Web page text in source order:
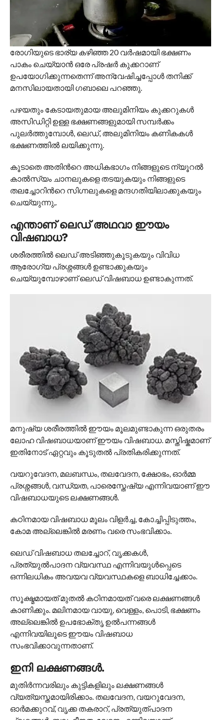
രോഗിയുടെ ഭാര്യ കഴിഞ്ഞ 20 വർഷമായി ഭക്ഷണം
പാകം ചെയ്യാൻ ഒരേ പ്രഷർ കുക്കറാണ്
ഉപയോഗിക്കുന്നതെന്ന് അന്വേഷിച്ചപ്പോൾ തനിക്ക്
മനസിലായതായി ഗബാലെ പറഞ്ഞു.
പഴയതും കേടായതുമായ അലുമിനിയം കുക്കറുകൾ
അസിഡിറ്റി ഉള്ള ഭക്ഷണങ്ങളുമായി സമ്പർക്കം
പുലർത്തുമ്പോൾ, ലെഡ്, അലുമിനിയം കണികകൾ
ഭക്ഷണത്തിൽ ലയിക്കുന്നു.
കൂടാതെ അതിന്‍റെ അധികഭാഗം നിങ്ങളുടെ ന്യൂറൽ
കാൽസ്യം ചാനലുകളെ തടയുകയും നിങ്ങളുടെ
തലച്ചോറിന്‍റെ സിഗ്നലുകളെ മന്ദഗതിയിലാക്കുകയും
ചെയ്യുന്നു,.
എന്താണ് ലെഡ് അഥവാ ഈയം
വിഷബാധ?
ശരീരത്തിൽ ലെഡ് അടിഞ്ഞുകൂടുകയും വിവിധ
ആരോഗ്യ പ്രശ്നങ്ങൾ ഉണ്ടാക്കുകയും
ചെയ്യുമ്പോഴാണ് ലെഡ് വിഷബാധ ഉണ്ടാകുന്നത്.
മനുഷ്യ ശരീരത്തിൽ ഈയം മൂലമുണ്ടാകുന്ന ഒരുതരം
ലോഹ വിഷബാധയാണ് ഈയം വിഷബാധ. മസ്തിഷ്കമാണ്
ഇതിനോട് ഏറ്റവും കൂടുതൽ പ്രതികരിക്കുന്നത്.
വയറുവേദന, മലബന്ധം, തലവേദന, ക്ഷോഭം, ഓർമ്മ
പ്രശ്നങ്ങൾ, വന്ധ്യത, പാരെസ്തേഷ്യ എന്നിവയാണ് ഈ
വിഷബാധയുടെ ലക്ഷണങ്ങൾ.
കഠിനമായ വിഷബാധ മൂലം വിളർച്ച, കോച്ചിപ്പിടുത്തം,
കോമ അല്ലെങ്കിൽ മരണം വരെ സംഭവിക്കാം.
ലെഡ് വിഷബാധ തലച്ചോറ്, വൃക്കകൾ,
പ്രത്യുൽപാദന വ്യവസ്ഥ എന്നിവയുൾപ്പെടെ
ഒന്നിലധികം അവയവ വ്യവസ്ഥകളെ ബാധിച്ചേക്കാം.
സൂക്ഷ്മമായത് മുതൽ കഠിനമായത് വരെ ലക്ഷണങ്ങൾ
കാണിക്കും. മലിനമായ വായു, വെള്ളം, പൊടി, ഭക്ഷണം
അല്ലെങ്കിൽ ഉപഭോക്തൃ ഉൽ‌പന്നങ്ങൾ
എന്നിവയിലൂടെ ഈയം വിഷബാധ
സംഭവിക്കാവുന്നതാണ്.
ഇനി ലക്ഷണങ്ങൾ.
മുതിർന്നവരിലും കുട്ടികളിലും ലക്ഷണങ്ങൾ
വ്യത്യസ്തമായിരിക്കാം. തലവേദന, വയറുവേദന,
ഓർമക്കുറവ്, വൃക്ക തകരാറ്, പ്രത്യുത്പാദന